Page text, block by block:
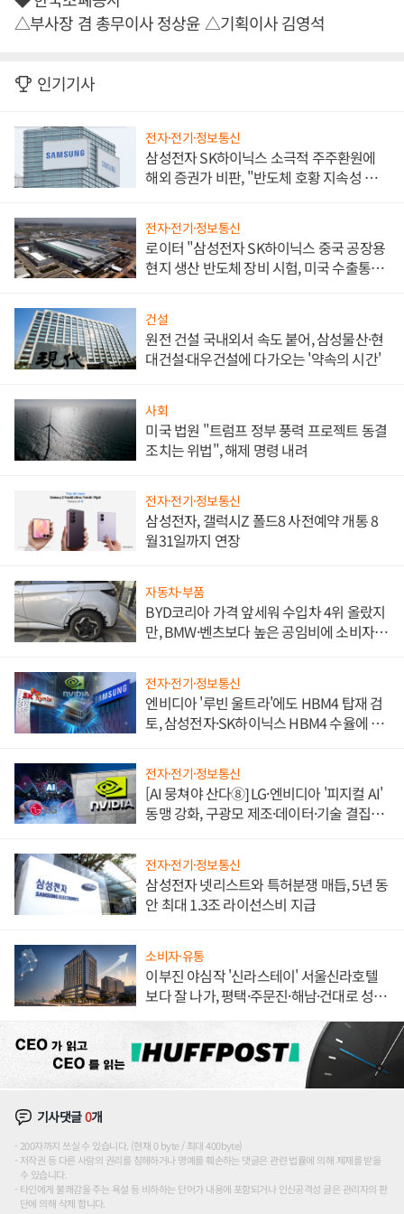
△부사장 겸 총무이사 정상윤 △기획이사 김영석
인기기사
전자·전기·정보통신
삼성전자 SK하이닉스 소극적 주주환원에
해외 증권가 비판, "반도체 호황 지속성 의
전자·전기·정보통신
로이터 "삼성전자 SK하이닉스 중국 공장용
현지 생산 반도체 장비 시험, 미국 수출통제
건설
원전 건설 국내외서 속도 붙어, 삼성물산·현
대건설·대우건설에 다가오는 '약속의 시간'
사회
미국 법원 "트럼프 정부 풍력 프로젝트 동결
조치는 위법", 해제 명령 내려
전자·전기·정보통신
삼성전자, 갤럭시Z 폴드8 사전예약 개통 8
월31일까지 연장
자동차·부품
BYD코리아 가격 앞세워 수입차 4위 올랐지
만, BMW·벤츠보다 높은 공임비에 소비자
전자·전기·정보통신
엔비디아 '루빈 울트라'에도 HBM4 탑재 검
토, 삼성전자·SK하이닉스 HBM4 수율에 주
전자·전기·정보통신
[AI 뭉쳐야 산다⑧] LG·엔비디아 '피지컬 AI'
동맹 강화, 구광모 제조·데이터·기술 결집
전자·전기·정보통신
삼성전자 넷리스트와 특허분쟁 매듭, 5년 동
안 최대 1.3조 라이선스비 지급
소비자·유통
이부진 야심작 '신라스테이' 서울신라호텔
보다 잘 나가, 평택·주문진·해남·건대로 성
기사댓글0개
200자까지 쓰실 수 있습니다. (현재 0 byte / 최대 400byte)
저작권 등 다른 사람의 권리를 침해하거나 명예를 훼손하는 댓글은 관련 법률에 의해 제재를 받을
수 있습니다.
타인에게 불쾌감을 주는 욕설 등 비하하는 단어가 내용에 포함되거나 인신공격성 글은 관리자의 판
단에 의해 삭제 합니다.